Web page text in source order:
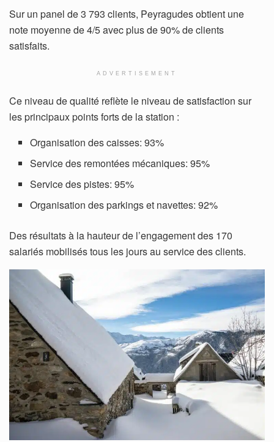
Sur un panel de 3 793 clients, Peyragudes obtient une
note moyenne de 4/5 avec plus de 90% de clients
satisfaits.
ADVERTISEMENT
Ce niveau de qualité reflète le niveau de satisfaction sur
les principaux points forts de la station :
Organisation des caisses: 93%
Service des remontées mécaniques: 95%
Service des pistes: 95%
Organisation des parkings et navettes: 92%
Des résultats à la hauteur de l’engagement des 170
salariés mobilisés tous les jours au service des clients.